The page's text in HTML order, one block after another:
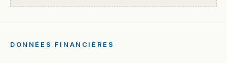
DONNÉES FINANCIÈRES